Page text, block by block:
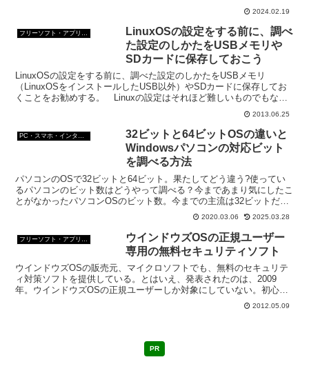
をした場合、この方法では調べることが
できない。無料ソフトを使うと簡単にプ
ロダクトキーを調べることができる。
2024.02.19
フリーソフト・アプリ・Webサービス
LinuxOSの設定をする前に、調べ
た設定のしかたをUSBメモリや
SDカードに保存しておこう
LinuxOSの設定をする前に、調べた設定のしかたをUSBメモリ
（LinuxOSをインストールしたUSB以外）やSDカードに保存してお
くことをお勧めする。 Linuxの設定はそれほど難しいものでもない
2013.06.25
PC・スマホ・インターネットトラブルの解消方法
32ビットと64ビットOSの違いと
Windowsパソコンの対応ビット
を調べる方法
パソコンのOSで32ビットと64ビット。果たしてどう違う?使ってい
るパソコンのビット数はどうやって調べる？今まであまり気にしたこ
とがなかったパソコンOSのビット数。今までの主流は32ビットだっ
たので、悩む必要もなかったのだが・・・。
2020.03.06 2025.03.28
ウインドウズOSの正規ユーザー
専用の無料セキュリティソフト
ウインドウズOSの販売元、マイクロソフトでも、無料のセキュリテ
ィ対策ソフトを提供している。とはいえ、発表されたのは、2009
年。ウインドウズOSの正規ユーザーしか対象にしていない。初心者
2012.05.09
PR